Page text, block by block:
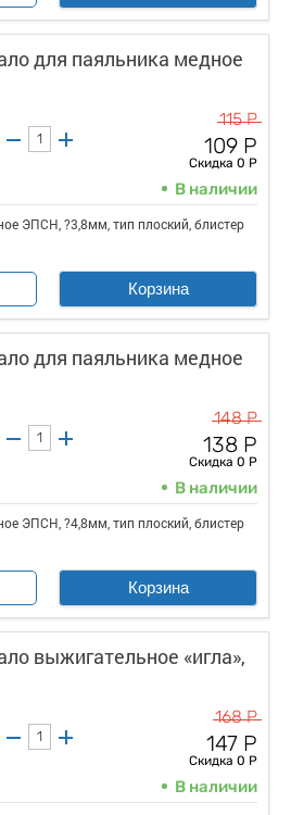
для паяльника медное
115 Р
109 Р
Скидка 0 Р
В наличии
ЭПСН, ?3,8мм, тип плоский, блистер
Корзина
для паяльника медное
148 Р
138 Р
Скидка 0 Р
В наличии
ЭПСН, ?4,8мм, тип плоский, блистер
Корзина
выжигательное «игла»,
168 Р
147 Р
Скидка 0 Р
В наличии